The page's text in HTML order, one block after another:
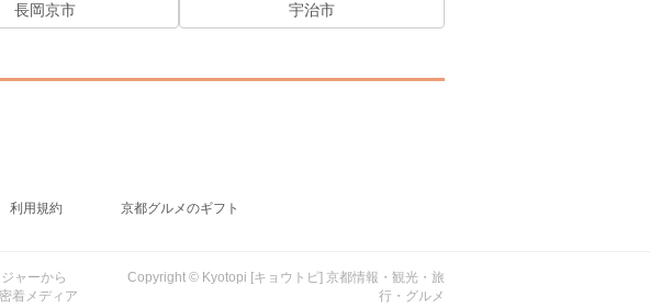
長岡京市 宇治市
利用規約 京都グルメのギフト
ャーから
着メディア
Copyright © Kyotopi [キョウトピ] 京都情報・観光・旅
行・グルメ